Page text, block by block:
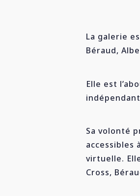
La galerie
Béraud,
Elle est
Sa volonté
accessibles
virtuelle.
Cross,